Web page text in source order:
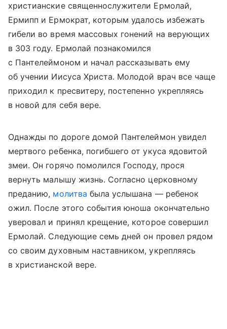
христианские священнослужители Ермолай,
Ермипп и Ермократ, которым удалось избежать
гибели во время массовых гонений на верующих
в 303 году. Ермолай познакомился
с Пантелеймоном и начал рассказывать ему
об учении Иисуса Христа. Молодой врач все чаще
приходил к пресвитеру, постепенно укрепляясь
в новой для себя вере.
Однажды по дороге домой Пантелеймон увидел
мертвого ребенка, погибшего от укуса ядовитой
змеи. Он горячо помолился Господу, прося
вернуть малышу жизнь. Согласно церковному
преданию, молитва была услышана — ребенок
ожил. После этого события юноша окончательно
уверовал и принял крещение, которое совершил
Ермолай. Следующие семь дней он провел рядом
со своим духовным наставником, укрепляясь
в христианской вере.